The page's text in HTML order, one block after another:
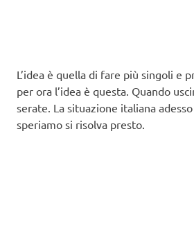
L’idea è quella di fare più singoli e
per ora l’idea è questa. Quando
serate. La situazione italiana
speriamo si risolva presto.